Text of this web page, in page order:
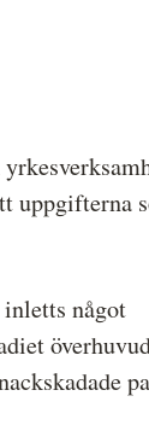
uppgifterna
något